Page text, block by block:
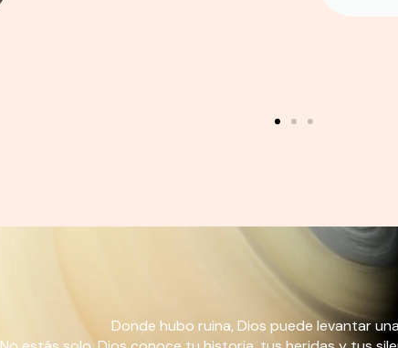
Donde hubo ruina, Dios puede levantar